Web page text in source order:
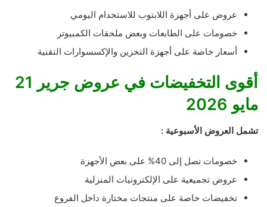
عروض على أجهزة اللابتوب للاستخدام اليومي
خصومات على الطابعات وبعض ملحقات الكمبيوتر
أسعار خاصة على أجهزة التخزين والإكسسوارات التقنية
أقوى التخفيضات في عروض جرير 21
مايو 2026
تشمل العروض الأسبوعية :
خصومات تصل إلى 40% على بعض الأجهزة
عروض تجميعية على الإلكترونيات المنزلية
تخفيضات خاصة على منتجات مختارة داخل الفروع